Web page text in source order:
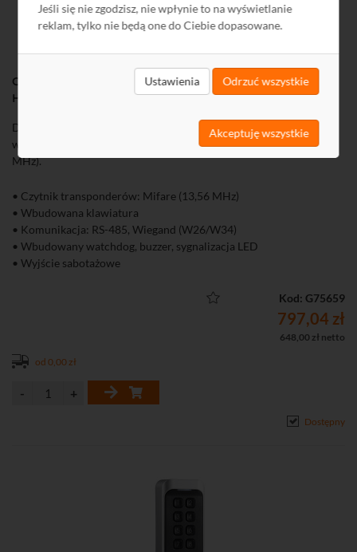
Jeśli się nie zgodzisz, nie wpłynie to na wyświetlanie
reklam, tylko nie będą one do Ciebie dopasowane.
Ustawienia Odrzuć wszystkie
Akceptuję wszystkie
Czytnik zbliżeniowy Mifare z klawiaturą DS-K1104MK
Hikvision
DS-K1104MK jest zewnętrznym czytnikiem kart i breloków z
wbudowaną klawiaturą, pracujący w standardzie Mifare (13,56
MHz).
• Czytnik transponderów: Mifare (13,56 MHz)
• Wbudowana klawiatura
• Komunikacja: RS-485, Wiegand (W26/W34)
• Wbudowany watchdog, buzzer, sygnalizacja LED
• Wyjście sabotażowe
• Pyłoszczelna i wandaloodporna obudowa
Kod: G75659
797,04 zł
648,00 zł netto
od 0,00 zł
Dostępny